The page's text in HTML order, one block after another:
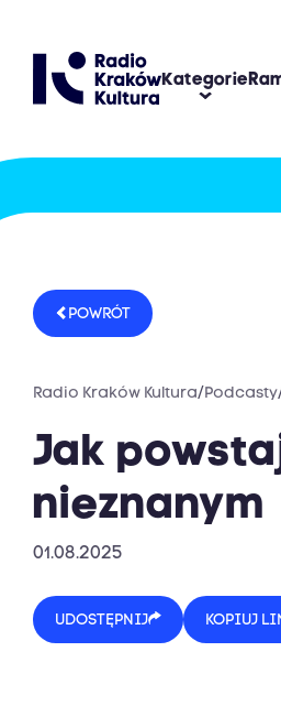
Kategorie
POWRÓT
Radio Kraków Kultura/Podcasty
Jak
nieznanym
01.08.2025
UDOSTĘPNIJ KOPIUJ